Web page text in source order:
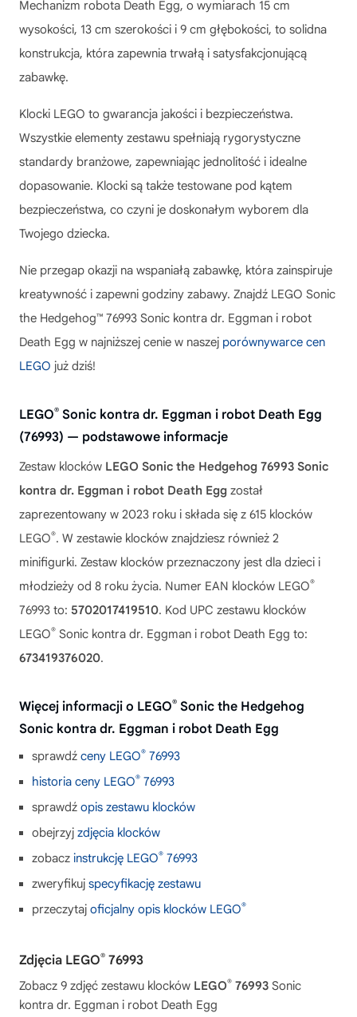
Mechanizm robota Death Egg, o wymiarach 15 cm
wysokości, 13 cm szerokości i 9 cm głębokości, to solidna
konstrukcja, która zapewnia trwałą i satysfakcjonującą
zabawkę.
Klocki LEGO to gwarancja jakości i bezpieczeństwa.
Wszystkie elementy zestawu spełniają rygorystyczne
standardy branżowe, zapewniając jednolitość i idealne
dopasowanie. Klocki są także testowane pod kątem
bezpieczeństwa, co czyni je doskonałym wyborem dla
Twojego dziecka.
Nie przegap okazji na wspaniałą zabawkę, która zainspiruje
kreatywność i zapewni godziny zabawy. Znajdź LEGO Sonic
the Hedgehog™ 76993 Sonic kontra dr. Eggman i robot
Death Egg w najniższej cenie w naszej porównywarce cen
LEGO już dziś!
LEGO® Sonic kontra dr. Eggman i robot Death Egg
(76993) — podstawowe informacje
Zestaw klocków LEGO Sonic the Hedgehog 76993 Sonic
kontra dr. Eggman i robot Death Egg został
zaprezentowany w 2023 roku i składa się z 615 klocków
LEGO®. W zestawie klocków znajdziesz również 2
minifigurki. Zestaw klocków przeznaczony jest dla dzieci i
młodzieży od 8 roku życia. Numer EAN klocków LEGO®
76993 to: 5702017419510. Kod UPC zestawu klocków
LEGO® Sonic kontra dr. Eggman i robot Death Egg to:
673419376020.
Więcej informacji o LEGO® Sonic the Hedgehog
Sonic kontra dr. Eggman i robot Death Egg
sprawdź ceny LEGO® 76993
historia ceny LEGO® 76993
sprawdź opis zestawu klocków
obejrzyj zdjęcia klocków
zobacz instrukcję LEGO® 76993
zweryfikuj specyfikację zestawu
przeczytaj oficjalny opis klocków LEGO®
Zdjęcia LEGO® 76993
Zobacz 9 zdjęć zestawu klocków LEGO® 76993 Sonic
kontra dr. Eggman i robot Death Egg